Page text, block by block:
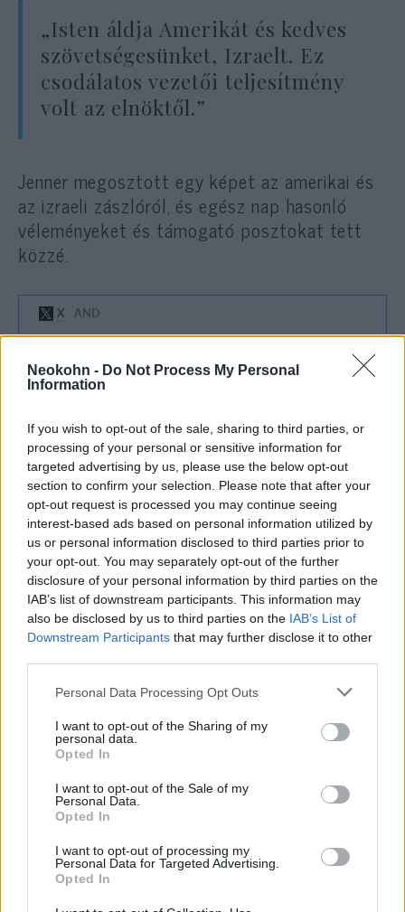
Neokohn - Do Not Process My Personal
Information
If you wish to opt-out of the sale, sharing to third parties, or
processing of your personal or sensitive information for
targeted advertising by us, please use the below opt-out
section to confirm your selection. Please note that after your
opt-out request is processed you may continue seeing
interest-based ads based on personal information utilized by
us or personal information disclosed to third parties prior to
your opt-out. You may separately opt-out of the further
disclosure of your personal information by third parties on the
IAB’s list of downstream participants. This information may
also be disclosed by us to third parties on the IAB’s List of
Downstream Participants that may further disclose it to other
Please note that this website/app uses one or more Google
not limited to your visit or usage behaviour. You may click to
grant or deny consent to Google and its third-party tags to
use your data for below specified purposes in below Google
consent section.
Personal Data Processing Opt Outs
I want to opt-out of the Sharing of my
personal data.
Opted In
I want to opt-out of the Sale of my
Personal Data.
Opted In
I want to opt-out of processing my
Personal Data for Targeted Advertising.
Opted In
„Isten áldja Amerikát és kedves
szövetségesünket, Izraelt. Ez
csodálatos vezetői teljesítmény
volt az elnöktől.”
Jenner megosztott egy képet az amerikai és
az izraeli zászlóról, és egész nap hasonló
véleményeket és támogató posztokat tett
közzé.
A komikus és lelkes Trump támogató,
Roseanne Barr amerikai színésznő lelkesen
írta posztjában: „Ezért szavaztam!”
Dean Cain, aki leginkább aLois & Clarkcímű
sorozat Supermanjeként ismert, szintén
megosztott bejegyzéseket, amelyekben
dicsérte az amerikai légitámadásokat.
„Az izraeli és amerikai vezetők
őrültek”
Az amerikai színész Billy Baldwin cinikusabb
véleményt fogalmazott meg:
„Az iráni emberek gyönyörűek.
Irán vezetői őrültek. Az izraeli
emberek gyönyörűek. Izrael
vezetői őrültek. Az amerikaiak